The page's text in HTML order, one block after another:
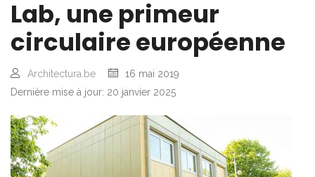
Lab, une primeur
circulaire européenne
Architectura.be
16 mai 2019
Dernière mise à jour: 20 janvier 2025